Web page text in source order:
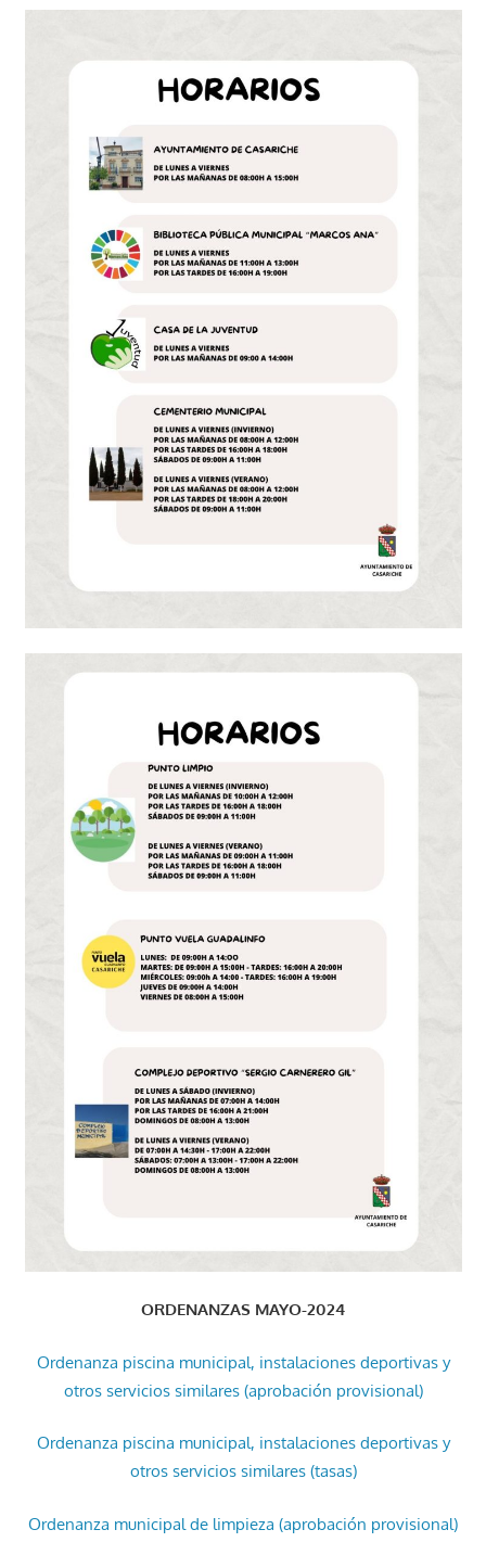
ORDENANZAS MAYO-2024
Ordenanza piscina municipal, instalaciones deportivas y
otros servicios similares (aprobación provisional)
Ordenanza piscina municipal, instalaciones deportivas y
otros servicios similares (tasas)
Ordenanza municipal de limpieza (aprobación provisional)